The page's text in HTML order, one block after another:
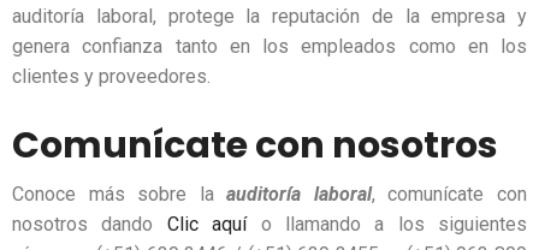
auditoría laboral, protege la reputación de la empresa y
genera confianza tanto en los empleados como en los
clientes y proveedores.
Comunícate con nosotros
Conoce más sobre laauditoría laboral, comunícate con
nosotros dando Clic aquí o llamando a los siguientes